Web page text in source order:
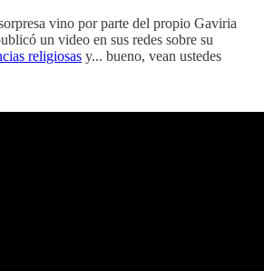
vino por parte del propio Gaviria
un video en sus redes sobre su
religiosas y... bueno, vean ustedes